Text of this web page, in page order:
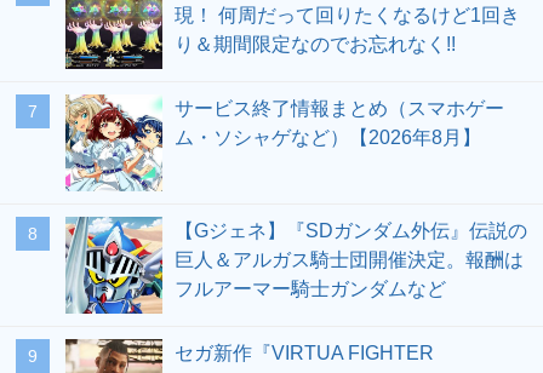
現！ 何周だって回りたくなるけど1回き
り＆期間限定なのでお忘れなく!!
7
サービス終了情報まとめ（スマホゲー
ム・ソシャゲなど）【2026年8月】
8
【Gジェネ】『SDガンダム外伝』伝説の
巨人＆アルガス騎士団開催決定。報酬は
フルアーマー騎士ガンダムなど
9
セガ新作『VIRTUA FIGHTER